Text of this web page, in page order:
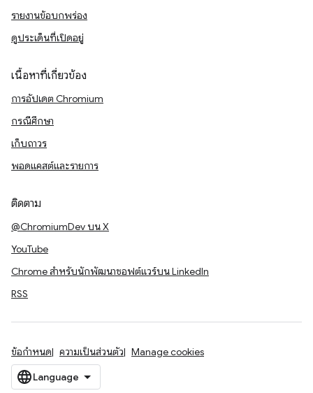
รายงานข้อบกพร่อง
ดูประเด็นที่เปิดอยู่
เนื้อหาที่เกี่ยวข้อง
การอัปเดต Chromium
กรณีศึกษา
เก็บถาวร
พอดแคสต์และรายการ
ติดตาม
@ChromiumDev บน X
YouTube
Chrome สำหรับนักพัฒนาซอฟต์แวร์บน LinkedIn
RSS
ข้อกำหนด ความเป็นส่วนตัว Manage cookies